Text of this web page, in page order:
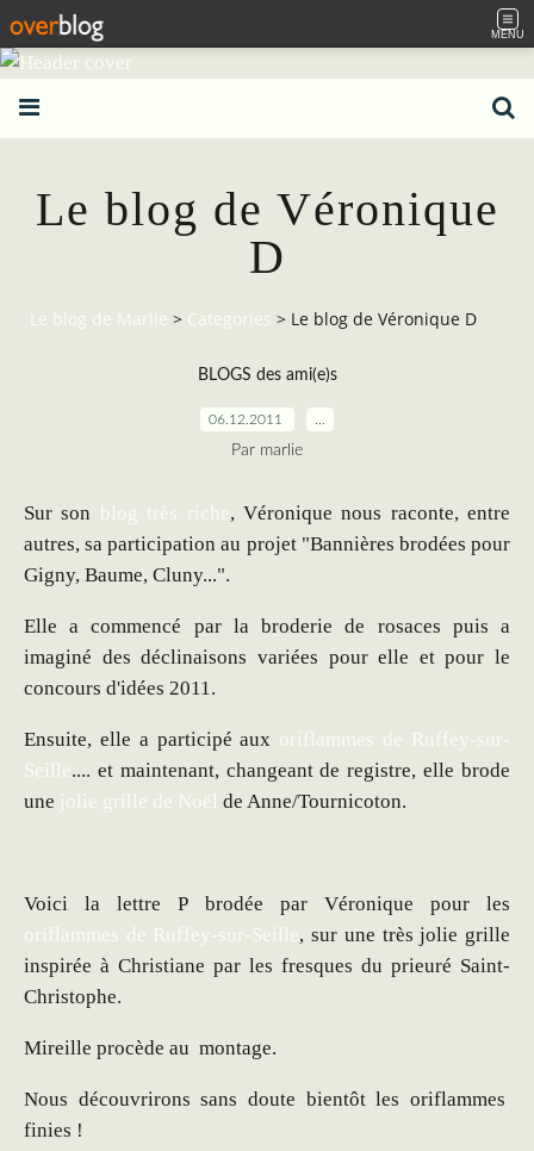
MENU
Le blog de Véronique
D
Le blog de Marlie > Categories > Le blog de Véronique D
BLOGS des ami(e)s
06.12.2011
Par marlie
Sur son blog très riche , Véronique nous raconte, entre
autres, sa participation au projet "Bannières brodées pour
Gigny, Baume, Cluny...".
Elle a commencé par la broderie de rosaces puis a
imaginé des déclinaisons variées pour elle et pour le
concours d'idées 2011.
Ensuite, elle a participé aux oriflammes de Ruffey-sur-
Seille .... et maintenant, changeant de registre, elle brode
une jolie grille de Noël de Anne/Tournicoton.
Voici la lettre P brodée par Véronique pour les
oriflammes de Ruffey-sur-Seille , sur une très jolie grille
inspirée à Christiane par les fresques du prieuré Saint-
Christophe.
Mireille procède au montage.
Nous découvrirons sans doute bientôt les oriflammes
finies !